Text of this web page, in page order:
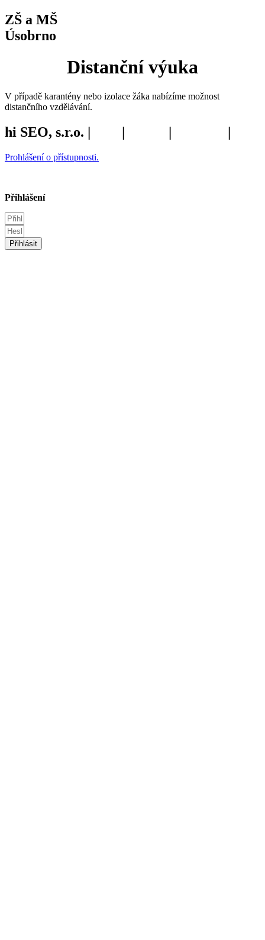
ZŠ a MŠ
Úsobrno
Distanční výuka
V případě karantény nebo izolace žáka nabízíme možnost
distančního vzdělávání.
hi SEO, s.r.o. | | | |
Prohlášení o přístupnosti.
Přihlášení
Přihlásit